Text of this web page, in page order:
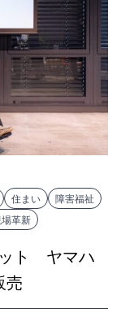
住まい
障害福祉
革新
ト ヤマハ
売